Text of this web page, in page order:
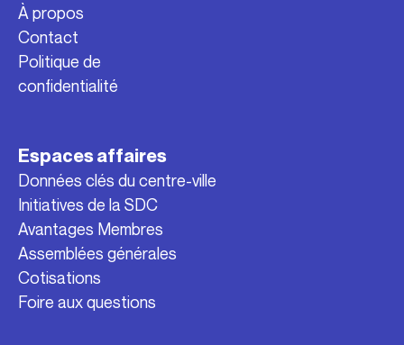
À propos
Contact
Politique de
confidentialité
Espaces affaires
Données clés du centre-ville
Initiatives de la SDC
Avantages Membres
Assemblées générales
Cotisations
Foire aux questions